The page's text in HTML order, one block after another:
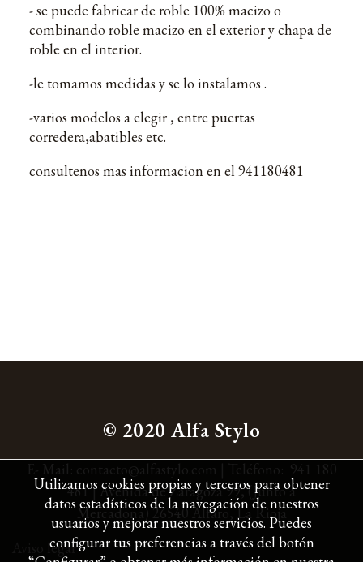
- se puede fabricar de roble 100% macizo o
combinando roble macizo en el exterior y chapa de
roble en el interior.
-le tomamos medidas y se lo instalamos .
-varios modelos a elegir , entre puertas
corredera,abatibles etc.
consultenos mas informacion en el 941180481
© 2020 Alfa Stylo
481| Avenida de Zaragoza 99,(Junto a
Mercadona)26540 Alfaro,La Rioja
Aviso legal
Utilizamos cookies propias y terceros para obtener
datos estadísticos de la navegación de nuestros
usuarios y mejorar nuestros servicios. Puedes
configurar tus preferencias a través del botón